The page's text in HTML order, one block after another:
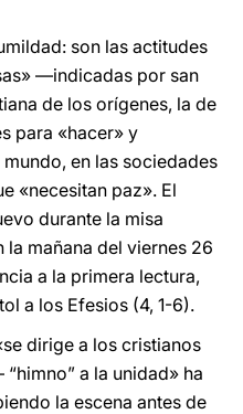
son las actitudes
—indicadas por san
de los orígenes, la de
para «hacer» y
en las sociedades
«necesitan paz». El
durante la misa
la mañana del viernes 26
a la primera lectura,
a los Efesios (4, 1-6).
dirige a los cristianos
a la unidad» ha
la escena antes de